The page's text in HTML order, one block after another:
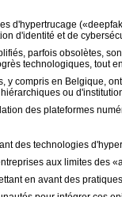
d'hypertrucage
d'identité et de
parfois obsolètes,
technologiques, tout
compris en Belgique,
ou
des plateformes
des technologies
aux limites des
en avant des